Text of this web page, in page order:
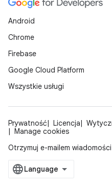
Android
Chrome
Firebase
Google Cloud Platform
Wszystkie usługi
Prywatność Licencja
Manage cookies
Otrzymuj e-mailem